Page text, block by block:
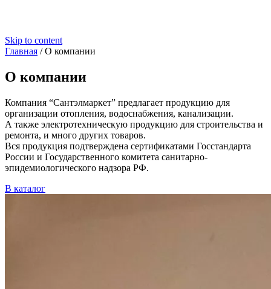
Skip to content
Главная /О компании
О компании
Компания “Сантэлмаркет” предлагает продукцию для
организации отопления, водоснабжения, канализации.
А также электротехническую продукцию для строительства и
ремонта, и много других товаров.
Вся продукция подтверждена сертификатами Госстандарта
России и Государственного комитета санитарно-
эпидемиологического надзора РФ.
В каталог